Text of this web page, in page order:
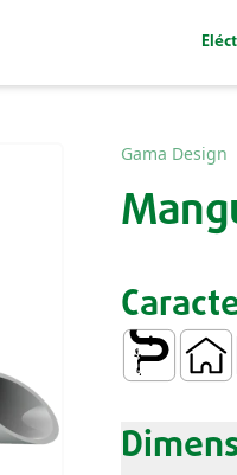
Gama Design